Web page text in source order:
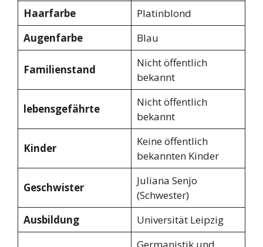
Haarfarbe
Platinblond
Augenfarbe
Blau
Familienstand
Nicht öffentlich
bekannt
lebensgefährte
Nicht öffentlich
bekannt
Kinder
Keine öffentlich
bekannten Kinder
Geschwister
Juliana Senjo
(Schwester)
Ausbildung
Universität Leipzig